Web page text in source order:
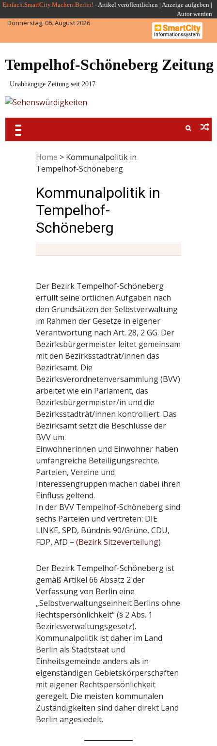
Skip
to
content
Einfach.SmartCity.Machen:Berlin! -Artikel veröffentlichen | Anzeige aufgeben |
Autor werden
Donnerstag, 06. August 2026
Tempelhof-Schöneberg Zeitung
Unabhängige Zeitung seit 2017
Home > Kommunalpolitik in
Tempelhof-Schöneberg
Kommunalpolitik in
Tempelhof-
Schöneberg
Der Bezirk Tempelhof-Schöneberg
erfüllt seine örtlichen Aufgaben nach
den Grundsätzen der Selbstverwaltung
im Rahmen der Gesetze in eigener
Verantwortung nach Art. 28, 2 GG. Der
Bezirksbürgermeister leitet gemeinsam
mit den Bezirksstadträt/innen das
Bezirksamt. Die
Bezirksverordnetenversammlung (BVV)
arbeitet wie ein Parlament, das
Bezirksbürgermeister/in und die
Bezirksstadträt/innen kontrolliert. Das
Bezirksamt setzt die Beschlüsse der
BVV um.
Einwohnerinnen und Einwohner haben
umfangreiche Beteiligungsrechte.
Parteien, Vereine und
Interessengruppen machen dabei ihren
Einfluss geltend.
In der BVV Tempelhof-Schöneberg sind
sechs Parteien und vertreten: DIE
LINKE, SPD, Bündnis 90/Grüne, CDU,
FDP, AfD –(Bezirk Sitzeverteilung)
Der Bezirk Tempelhof-Schöneberg ist
gemäß Artikel 66 Absatz 2 der
Verfassung von Berlin eine
„Selbstverwaltungseinheit Berlins ohne
Rechtspersönlichkeit“ (§ 2 Abs. 1
Bezirksverwaltungsgesetz).
Kommunalpolitik ist daher im Land
Berlin als Stadtstaat und
Einheitsgemeinde anders als in
eigenständigen Gebietskörperschaften
mit eigener Rechtspersönlichkeit
geregelt. Die meisten kommunalen
Zuständigkeiten sind daher direkt Land
Berlin angesiedelt.